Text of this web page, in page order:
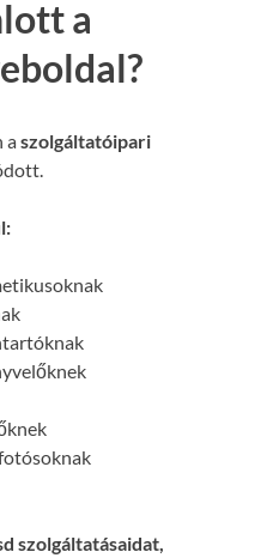
a
aszolgáltatóipari
szolgáltatásaidat,